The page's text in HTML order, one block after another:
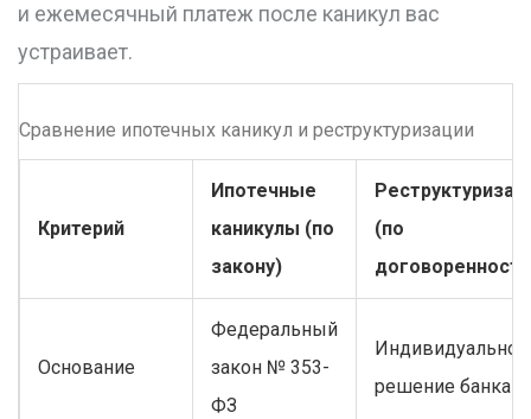
и ежемесячный платеж после каникул вас
устраивает.
Сравнение ипотечных каникул и реструктуризации
Критерий
Ипотечные
каникулы (по
закону)
(по
Основание
Федеральный
закон № 353-
ФЗ
Индивидуальное
решение банка